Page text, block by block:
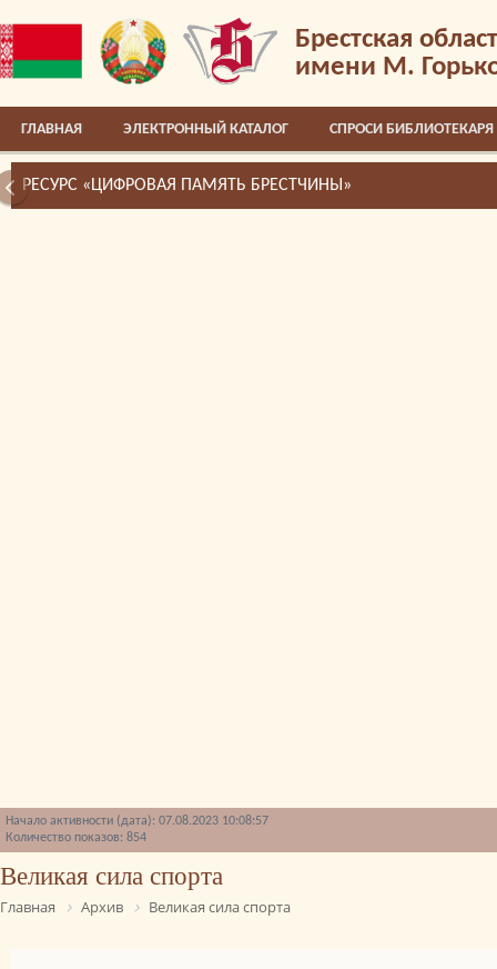
Брестская
имени М.
ГЛАВНАЯ ЭЛЕКТРОННЫЙ КАТАЛОГ СПРОСИ БИБЛИОТЕКАРЯ
РЕСУРС «ЦИФРОВАЯ ПАМЯТЬ БРЕСТЧИНЫ»
Начало активности (дата): 07.08.2023 10:08:57
Количество показов: 854
Великая сила спорта
Главная Архив Великая сила спорта